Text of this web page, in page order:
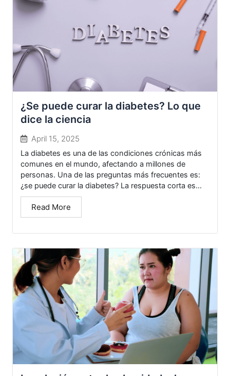
¿Se puede curar la diabetes? Lo que
dice la ciencia
April 15, 2025
La diabetes es una de las condiciones crónicas más
comunes en el mundo, afectando a millones de
personas. Una de las preguntas más frecuentes es:
¿se puede curar la diabetes? La respuesta corta es...
Read More